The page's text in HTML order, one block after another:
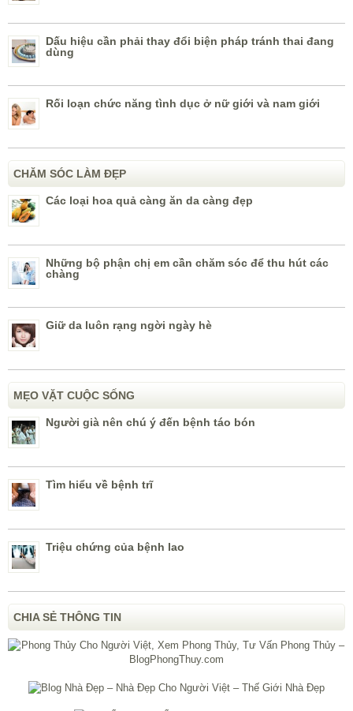
Dấu hiệu cần phải thay đổi biện pháp tránh thai đang
dùng
Rối loạn chức năng tình dục ở nữ giới và nam giới
CHĂM SÓC LÀM ĐẸP
Các loại hoa quả càng ăn da càng đẹp
Những bộ phận chị em cần chăm sóc để thu hút các
chàng
Giữ da luôn rạng ngời ngày hè
MẸO VẶT CUỘC SỐNG
Người già nên chú ý đến bệnh táo bón
Tìm hiểu về bệnh trĩ
Triệu chứng của bệnh lao
CHIA SẺ THÔNG TIN